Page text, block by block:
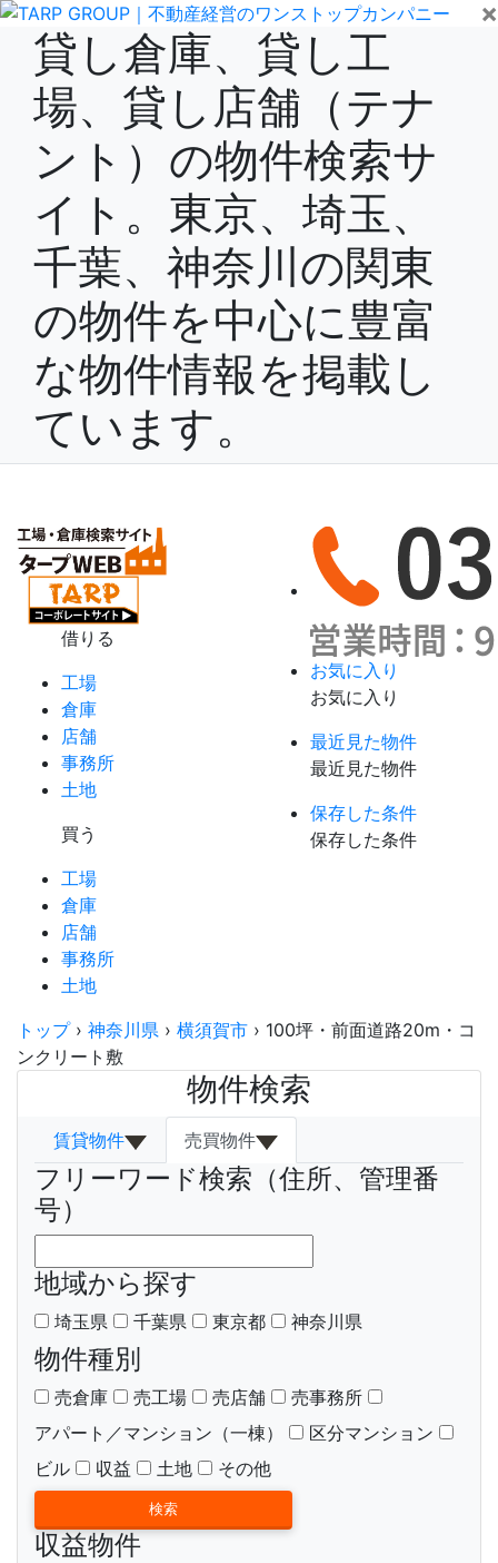
×
貸し倉庫、貸し工
場、貸し店舗（テナ
ント）の物件検索サ
イト。東京、埼玉、
千葉、神奈川の関東
の物件を中心に豊富
な物件情報を掲載し
ています。
借りる
工場
倉庫
店舗
事務所
土地
買う
工場
倉庫
店舗
事務所
土地
お気に入り
お気に入り
最近見た物件
最近見た物件
保存した条件
保存した条件
トップ› 神奈川県 › 横須賀市 › 100坪・前面道路20m・コ
ンクリート敷
物件検索
賃貸物件 売買物件
フリーワード検索（住所、管理番
号）
地域から探す
埼玉県 千葉県 東京都 神奈川県
物件種別
売倉庫 売工場 売店舗
売事務所
アパート／マンション（一棟）
区分マンション
ビル
収益 土地 その他
収益物件